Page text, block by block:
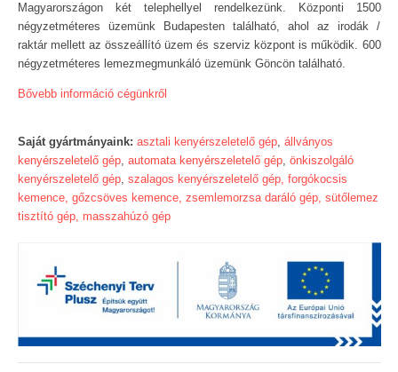
Magyarországon két telephellyel rendelkezünk. Központi 1500
négyzetméteres üzemünk Budapesten található, ahol az irodák /
raktár mellett az összeállító üzem és szerviz központ is működik. 600
négyzetméteres lemezmegmunkáló üzemünk Göncön található.
Bővebb információ cégünkről
Saját gyártmányaink: asztali kenyérszeletelő gép, állványos
kenyérszeletelő gép, automata kenyérszeletelő gép, önkiszolgáló
kenyérszeletelő gép, szalagos kenyérszeletelő gép, forgókocsis
kemence, gőzcsöves kemence, zsemlemorzsa daráló gép, sütőlemez
tisztító gép, masszahúzó gép